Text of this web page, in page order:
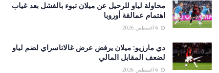
محاولة لياو للرحيل عن ميلان تبوء بالفشل بعد غياب
اهتمام عمالقة أوروبا
دي مارزيو: ميلان يرفض عرض غالاتاسراي لضم لياو
لضعف المقابل المالي